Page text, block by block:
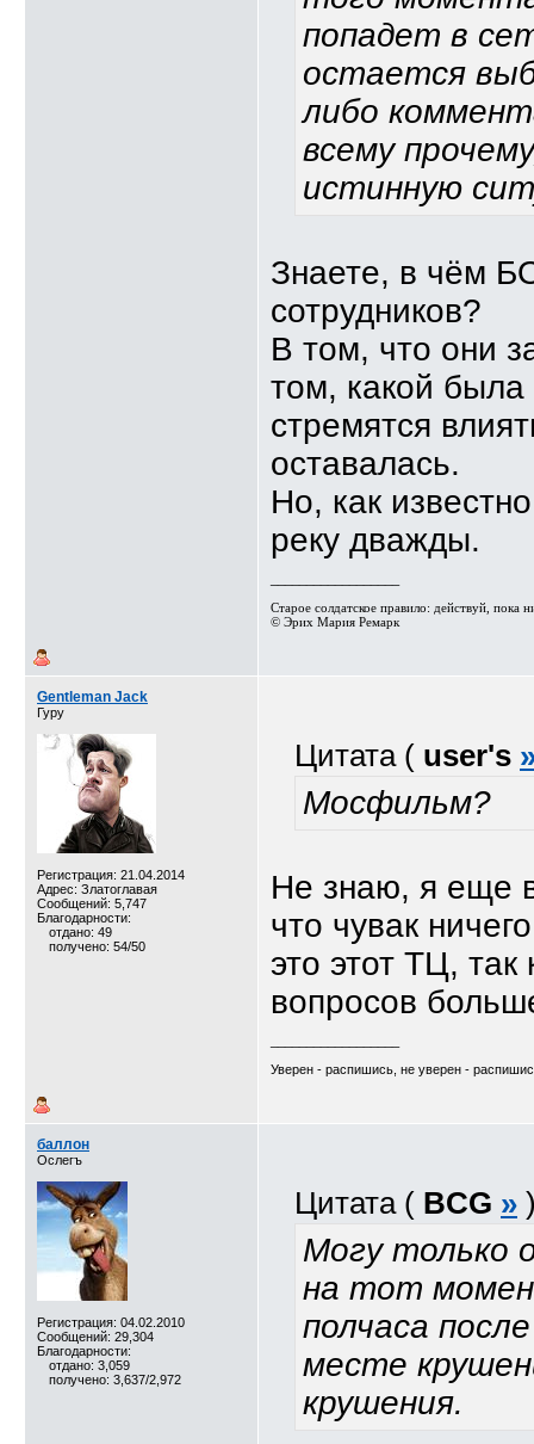
попадет в
остается
либо
всему
истинную
Знаете, в чём
сотрудников?
В том, что они
том, какой была
стремятся
оставалась.
Но, как
реку дважды.
Старое солдатское правило: действуй, пока
© Эрих Мария Ремарк⁠⁠
Gentleman Jack
Гуру
Регистрация: 21.04.2014
Адрес: Златоглавая
Сообщений: 5,747
Благодарности:
отдано: 49
получено: 54/50
Цитата ( user's
Мосфильм?
Не знаю, я еще
что чувак
это этот ТЦ,
вопросов
Уверен - распишись, не уверен -
баллон
Ослегъ
Регистрация: 04.02.2010
Сообщений: 29,304
Благодарности:
отдано: 3,059
получено: 3,637/2,972
Цитата ( BCG »
Могу только
на тот
полчаса
месте
крушения.